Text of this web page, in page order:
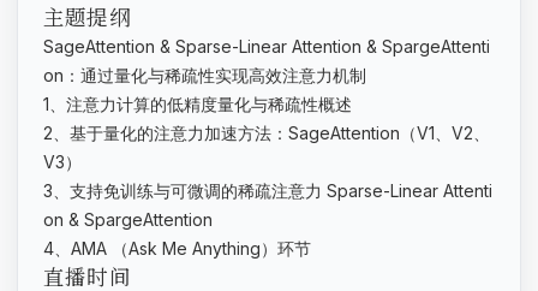
主题提纲
SageAttention & Sparse-Linear Attention & SpargeAttenti
on：通过量化与稀疏性实现高效注意力机制
1、注意力计算的低精度量化与稀疏性概述
2、基于量化的注意力加速方法：SageAttention（V1、V2、
V3）
3、支持免训练与可微调的稀疏注意力 Sparse-Linear Attenti
on & SpargeAttention
4、AMA （Ask Me Anything）环节
直播时间